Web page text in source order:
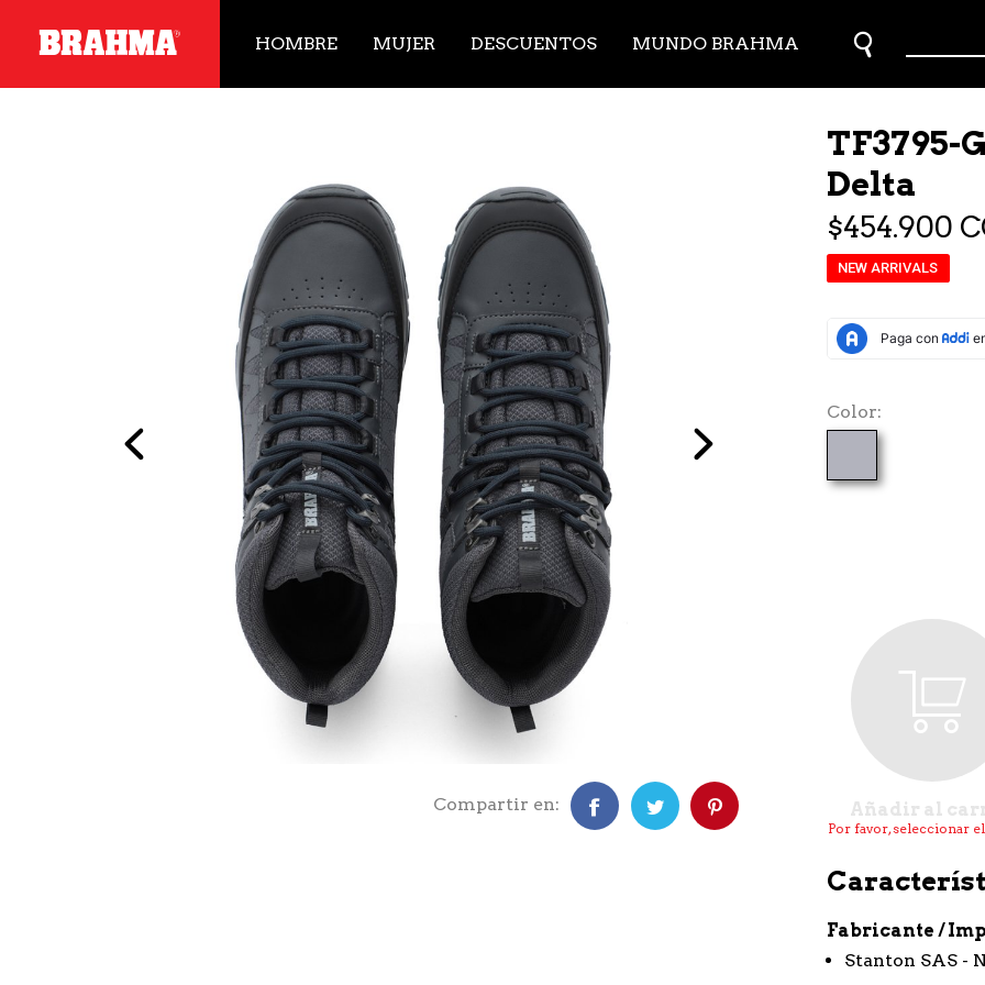
HOMBRE MUJER DESCUENTOS MUNDO BRAHMA
Compartir en:
TF3795-
Delta
$454.900
NEW ARRIVALS
Color
Añadir al
Por favor, seleccionar
Fabricante /
Stanton SAS -